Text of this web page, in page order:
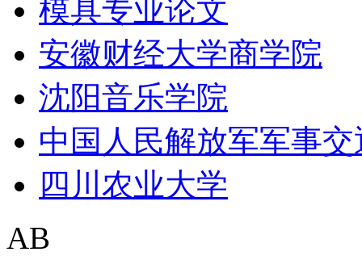
模具专业论文
安徽财经大学商学院
沈阳音乐学院
中国人民解放军军事
四川农业大学
AB